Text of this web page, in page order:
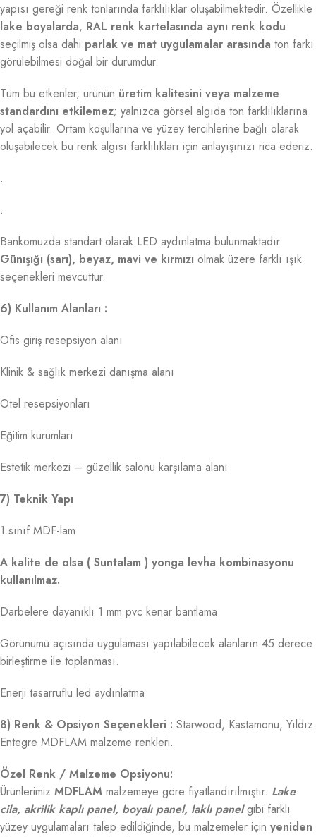
yapısı gereği renk tonlarında farklılıklar oluşabilmektedir. Özellikle
lake boyalarda, RAL renk kartelasında aynı renk kodu
seçilmiş olsa dahi parlak ve mat uygulamalar arasında ton farkı
görülebilmesi doğal bir durumdur.
Tüm bu etkenler, ürünün üretim kalitesini veya malzeme
standardını etkilemez; yalnızca görsel algıda ton farklılıklarına
yol açabilir. Ortam koşullarına ve yüzey tercihlerine bağlı olarak
oluşabilecek bu renk algısı farklılıkları için anlayışınızı rica ederiz.
.
.
Bankomuzda standart olarak LED aydınlatma bulunmaktadır.
Günışığı (sarı), beyaz, mavi ve kırmızı olmak üzere farklı ışık
seçenekleri mevcuttur.
6) Kullanım Alanları :
Ofis giriş resepsiyon alanı
Klinik & sağlık merkezi danışma alanı
Otel resepsiyonları
Eğitim kurumları
Estetik merkezi – güzellik salonu karşılama alanı
7) Teknik Yapı
1.sınıf MDF-lam
A kalite de olsa ( Suntalam ) yonga levha kombinasyonu
kullanılmaz.
Darbelere dayanıklı 1 mm pvc kenar bantlama
Görünümü açısında uygulaması yapılabilecek alanların 45 derece
birleştirme ile toplanması.
Enerji tasarruflu led aydınlatma
8) Renk & Opsiyon Seçenekleri : Starwood, Kastamonu, Yıldız
Entegre MDFLAM malzeme renkleri.
Özel Renk / Malzeme Opsiyonu:
Ürünlerimiz MDFLAM malzemeye göre fiyatlandırılmıştır. Lake
cila, akrilik kaplı panel, boyalı panel, laklı panel gibi farklı
yüzey uygulamaları talep edildiğinde, bu malzemeler için yeniden